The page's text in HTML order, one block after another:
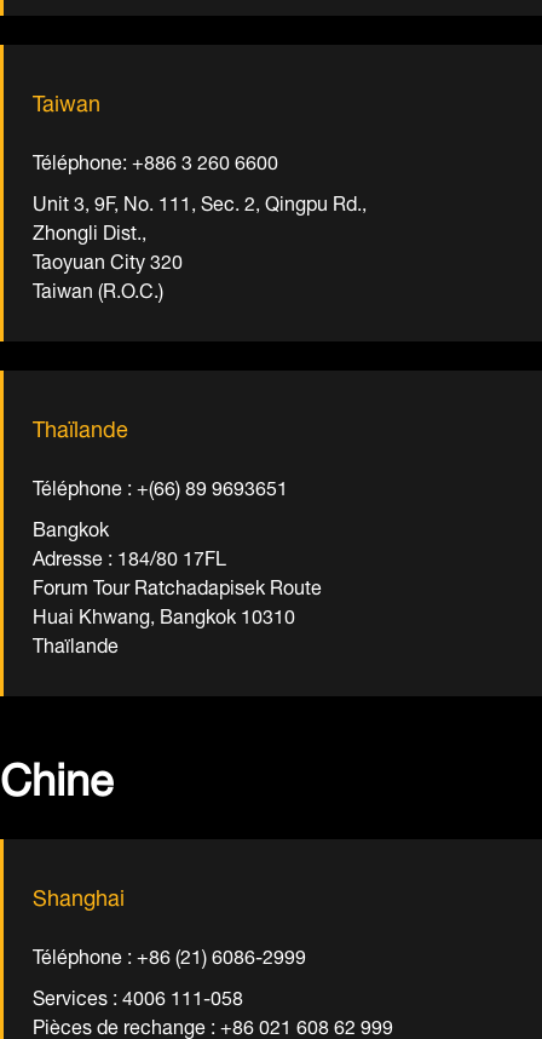
Taiwan
Téléphone: +886 3 260 6600
Unit 3, 9F, No. 111, Sec. 2, Qingpu Rd.,
Zhongli Dist.,
Taoyuan City 320
Taiwan (R.O.C.)
Thaïlande
Téléphone : +(66) 89 9693651
Bangkok
Adresse : 184/80 17FL
Forum Tour Ratchadapisek Route
Huai Khwang, Bangkok 10310
Thaïlande
Chine
Shanghai
Téléphone : +86 (21) 6086-2999
Services : 4006 111-058
Pièces de rechange : +86 021 608 62 999